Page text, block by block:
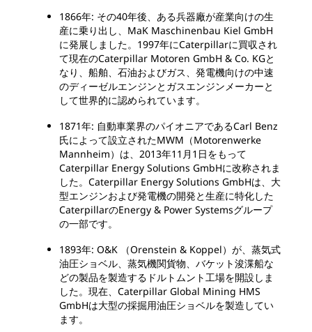
1866年: その40年後、ある兵器廠が産業向けの生
産に乗り出し、MaK Maschinenbau Kiel GmbH
に発展しました。1997年にCaterpillarに買収され
て現在のCaterpillar Motoren GmbH & Co. KGと
なり、船舶、石油およびガス、発電機向けの中速
のディーゼルエンジンとガスエンジンメーカーと
して世界的に認められています。
1871年: 自動車業界のパイオニアであるCarl Benz
氏によって設立されたMWM（Motorenwerke
Mannheim）は、2013年11月1日をもって
Caterpillar Energy Solutions GmbHに改称されま
した。Caterpillar Energy Solutions GmbHは、大
型エンジンおよび発電機の開発と生産に特化した
CaterpillarのEnergy & Power Systemsグループ
の一部です。
1893年: O&K （Orenstein & Koppel）が、蒸気式
油圧ショベル、蒸気機関貨物、バケット浚渫船な
どの製品を製造するドルトムント工場を開設しま
した。現在、Caterpillar Global Mining HMS
GmbHは大型の採掘用油圧ショベルを製造してい
ます。